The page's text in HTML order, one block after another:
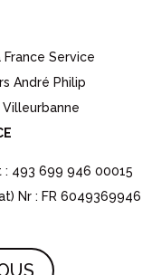
France Service
André Philip
: 493 699 946 00015
Nr : FR 6049369946